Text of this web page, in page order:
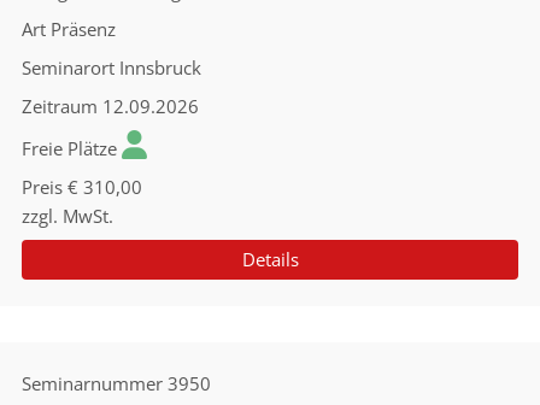
Art Präsenz
Seminarort Innsbruck
Zeitraum 12.09.2026
Freie Plätze
Preis € 310,00
zzgl. MwSt.
Details
Seminarnummer 3950